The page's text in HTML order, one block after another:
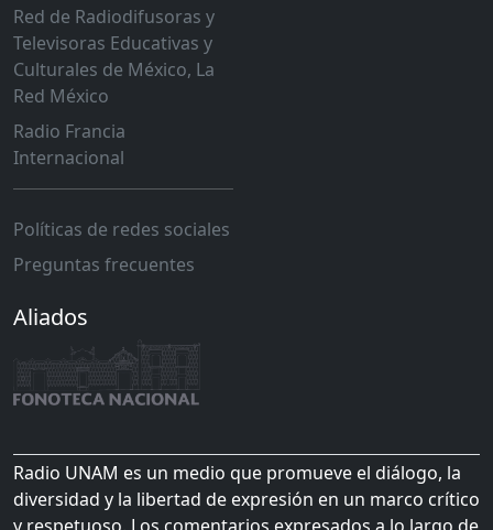
Red de Radiodifusoras y
Televisoras Educativas y
Culturales de México, La
Red México
Radio Francia
Internacional
Políticas de redes sociales
Preguntas frecuentes
Aliados
Radio UNAM es un medio que promueve el diálogo, la
diversidad y la libertad de expresión en un marco crítico